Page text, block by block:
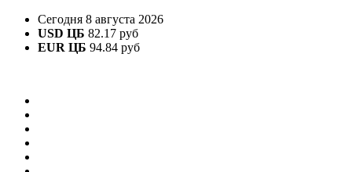
Сегодня 8 августа 2026
USD ЦБ 82.17 руб
EUR ЦБ 94.84 руб